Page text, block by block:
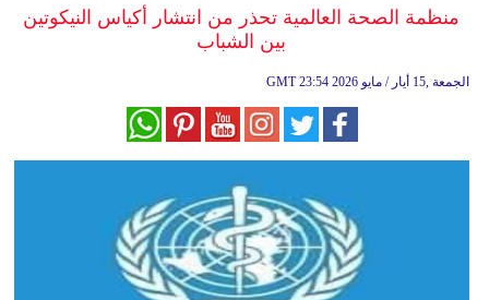
وموسيقى
منظمة الصحة العالمية تحذر من انتشار أكياس النيكوتين
بين الشباب
GMT 23:54 2026 الجمعة ,15 أيار / مايو